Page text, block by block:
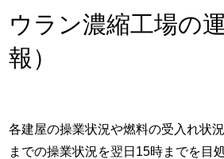
ウラン濃縮工場の
報）
各建屋の操業状況や燃料の受入れ状
までの操業状況を翌日15時までを目